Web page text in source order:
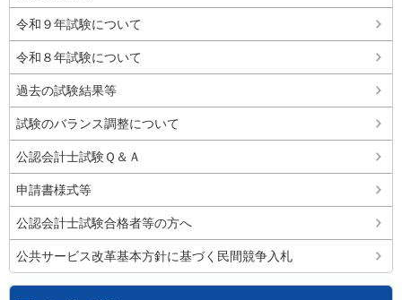
令和９年試験について
令和８年試験について
過去の試験結果等
試験のバランス調整について
公認会計士試験Ｑ＆Ａ
申請書様式等
公認会計士試験合格者等の方へ
公共サービス改革基本方針に基づく民間競争入札